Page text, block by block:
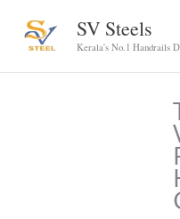
content
SV Steels
Kerala's No.1 Handrails